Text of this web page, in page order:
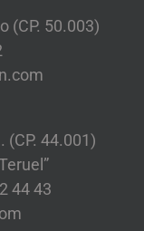
(CP. 50.003)
(CP. 44.001)
44 43